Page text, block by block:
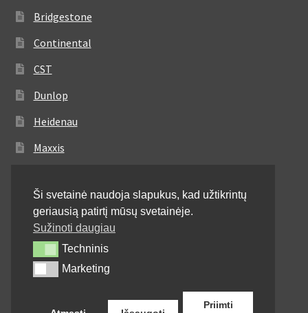
Bridgestone
Continental
CST
Dunlop
Heidenau
Maxxis
Michelin
Mitas
Pirelli
Shinko
Ši svetainė naudoja slapukus, kad užtikrintų
geriausią patirtį mūsų svetainėje.
Sužinoti daugiau
TechninisTechninis
MarketingMarketing
Priimti